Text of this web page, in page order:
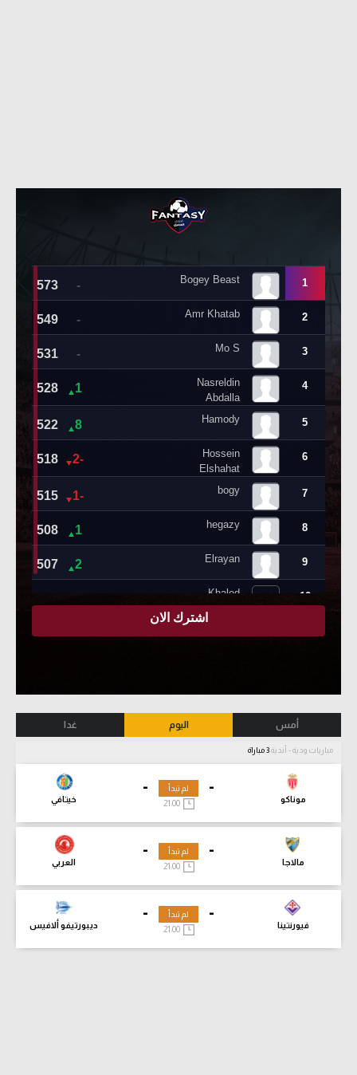
أمس اليوم غدا
مباريات ودية - أندية
-
موناكو
-
خيتافي
لم تبدأ
21:00
-
مالاجا
-
العربي
لم تبدأ
21:00
-
فيورنتينا
-
ديبورتيفو ألافيس
لم تبدأ
21:00